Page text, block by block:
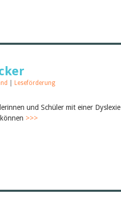
Leseförderung
und Schüler mit einer Dyslexie
>>>